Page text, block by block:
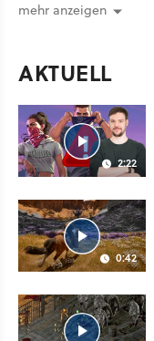
mehr anzeigen
AKTUELL
2:22
0:42